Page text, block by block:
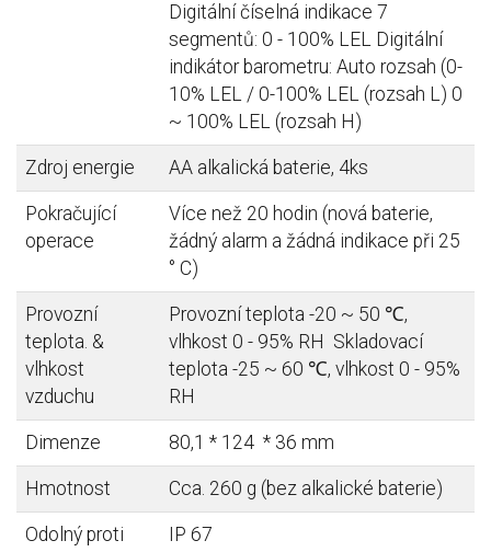
Digitální číselná indikace 7
segmentů: 0 - 100% LEL Digitální
indikátor barometru: Auto rozsah (0-
10% LEL / 0-100% LEL (rozsah L) 0
~ 100% LEL (rozsah H)
Zdroj energie AA alkalická baterie, 4ks
Pokračující
operace
Více než 20 hodin (nová baterie,
žádný alarm a žádná indikace při 25
° C)
Provozní
teplota. &
vlhkost
vzduchu
Provozní teplota -20 ~ 50 ℃,
vlhkost 0 - 95% RH Skladovací
teplota -25 ~ 60 ℃, vlhkost 0 - 95%
RH
Dimenze 80,1 * 124 * 36 mm
Hmotnost Cca. 260 g (bez alkalické baterie)
Odolný proti
IP 67